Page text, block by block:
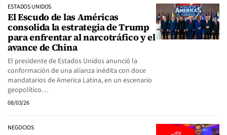
ESTADOS UNIDOS
El Escudo de las Américas
consolida la estrategia de Trump
para enfrentar al narcotráfico y el
avance de China
El presidente de Estados Unidos anunció la
conformación de una alianza inédita con doce
mandatarios de America Latina, en un escenario
geopolítico…
08/03/26
NEGOCIOS